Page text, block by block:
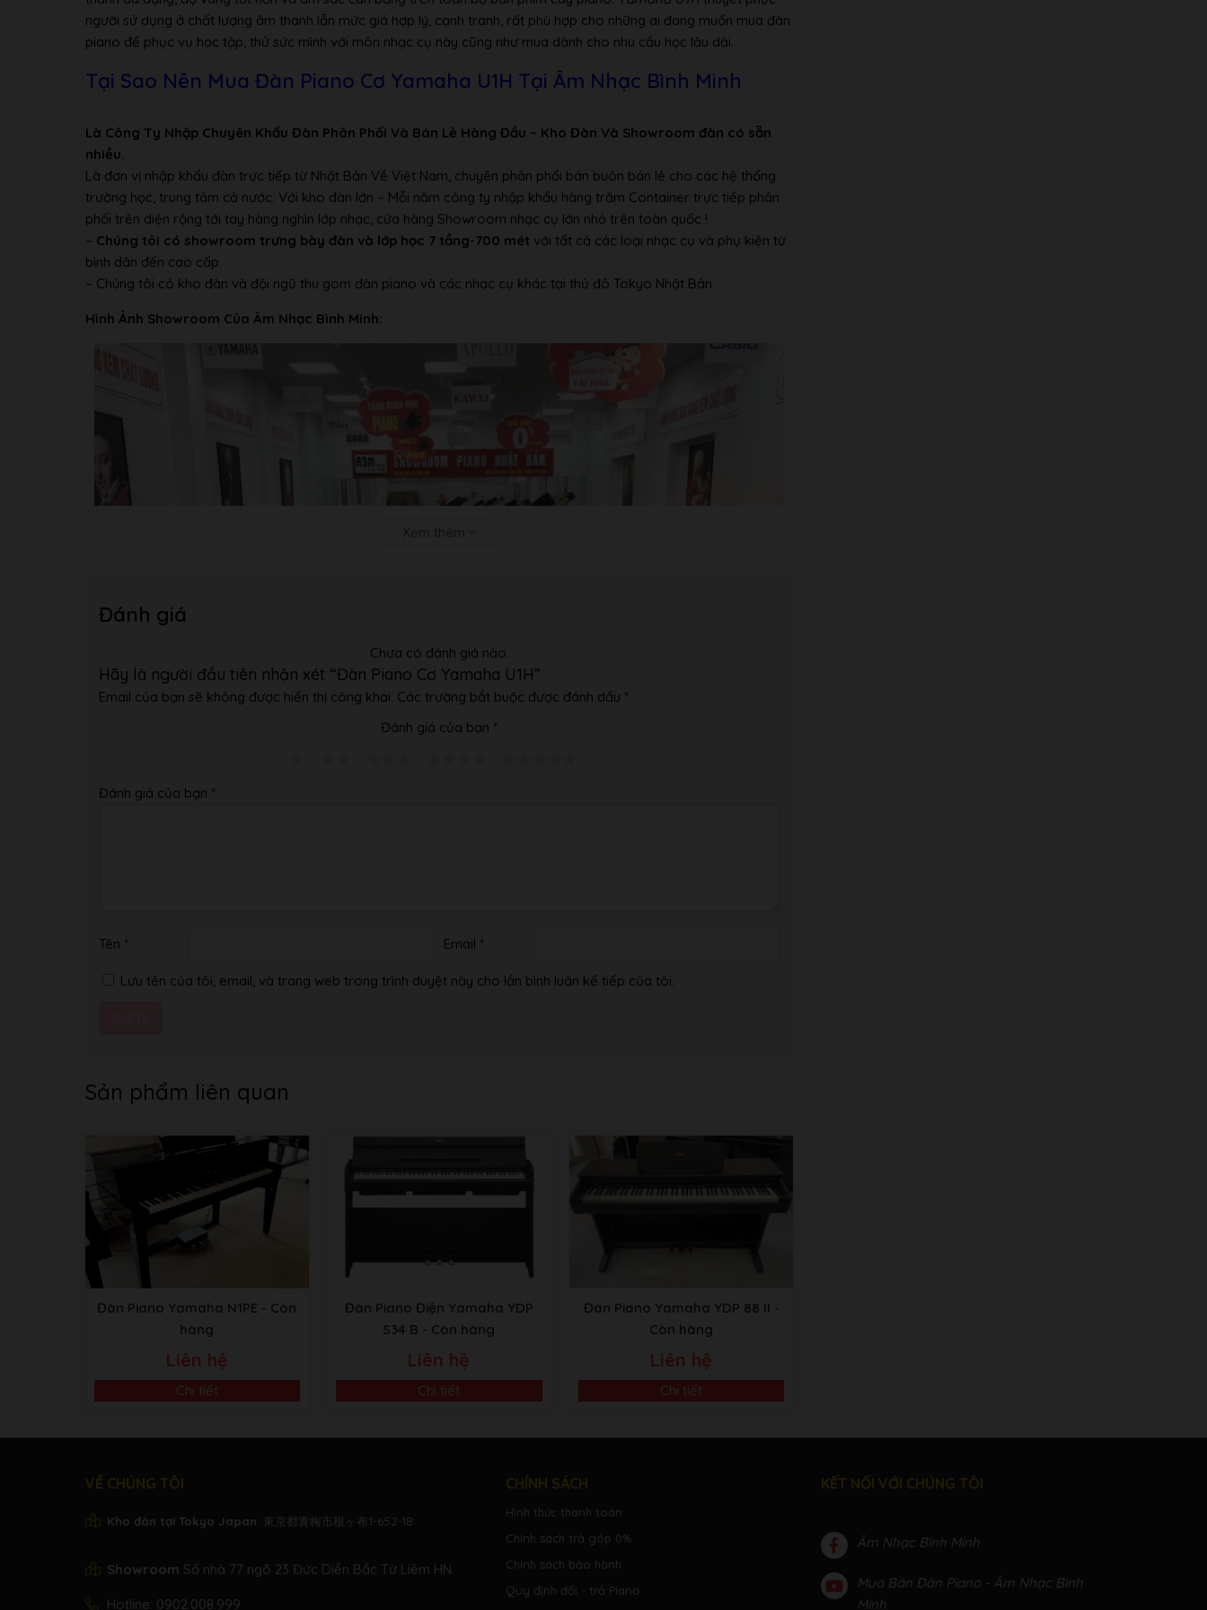
Bảo hành 05 Năm
người sử dụng ở chất lượng âm thanh lẫn mức giá hợp lý, cạnh tranh, rất phù hợp cho những ai đang muốn mua đàn
piano để phục vụ học tập, thử sức mình với môn nhạc cụ này cũng như mua dành cho nhu cầu học lâu dài.
Tại Sao Nên Mua Đàn Piano Cơ Yamaha U1H Tại Âm Nhạc Bình Minh
Là Công Ty Nhập Chuyên Khẩu Đàn Phân Phối Và Bán Lẻ Hàng Đầu – Kho Đàn Và Showroom đàn có sẵn
nhiều.
Là đơn vị nhập khẩu đàn trực tiếp từ Nhật Bản Về Việt Nam, chuyên phân phối bán buôn bán lẻ cho các hệ thống
trường học, trung tâm cả nước. Với kho đàn lớn – Mỗi năm công ty nhập khẩu hàng trăm Container trực tiếp phân
phối trên diện rộng tới tay hàng nghìn lớp nhạc, cửa hàng Showroom nhạc cụ lớn nhỏ trên toàn quốc !
– Chúng tôi có showroom trưng bày đàn và lớp học 7 tầng-700 mét với tất cả các loại nhạc cụ và phụ kiện từ
bình dân đến cao cấp.
– Chúng tôi có kho đàn và đội ngũ thu gom đàn piano và các nhạc cụ khác tại thủ đô Tokyo Nhật Bản.
Hình Ảnh Showroom Của Âm Nhạc Bình Minh:
Đánh giá
Chưa có đánh giá nào.
Hãy là người đầu tiên nhận xét “Đàn Piano Cơ Yamaha U1H”
Email của bạn sẽ không được hiển thị công khai. Các trường bắt buộc được đánh dấu *
Đánh giá của bạn *
Đánh giá của bạn *
Tên * Email *
Lưu tên của tôi, email, và trang web trong trình duyệt này cho lần bình luận kế tiếp của tôi.
Sản phẩm liên quan
Đàn Piano Yamaha N1PE - Còn
hàng
Liên hệ
Chi tiết
Đàn Piano Điện Yamaha YDP
S34 B - Còn hàng
Liên hệ
Chi tiết
Đàn Piano Yamaha YDP 88 II -
Còn hàng
Liên hệ
Chi tiết
VỀ CHÚNG TÔI
Kho đàn tại Tokyo Japan: 東京都青梅市根ヶ布1-652-18
Showroom Số nhà 77 ngõ 23 Đức Diễn Bắc Từ Liêm HN.
Hotline: 0902.008.999
CHÍNH SÁCH
Hình thức thanh toán
Chính sách trả góp 0%
Chính sách bảo hành
Quy định đổi - trả Piano
KẾT NỐI VỚI CHÚNG TÔI
Âm Nhạc Bình Minh
Mua Bán Đàn Piano - Âm Nhạc Bình
Minh